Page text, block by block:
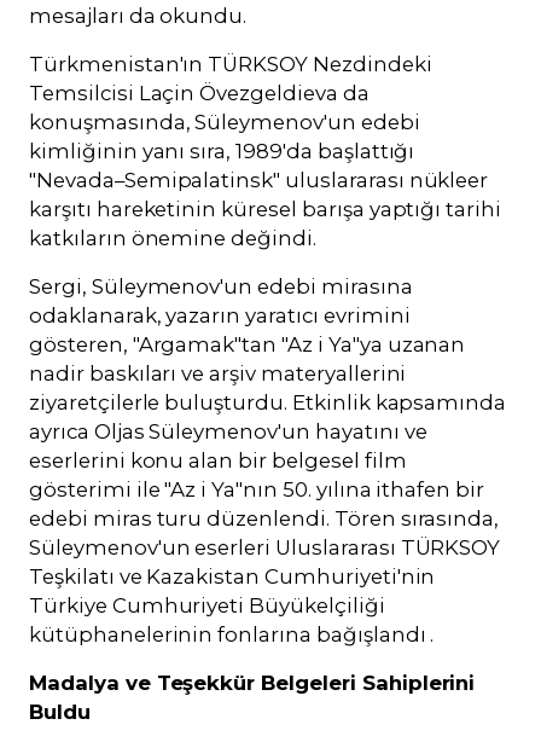
mesajları da okundu.
Türkmenistan'ın TÜRKSOY Nezdindeki
Temsilcisi Laçin Övezgeldieva da
konuşmasında, Süleymenov'un edebi
kimliğinin yanı sıra, 1989'da başlattığı
"Nevada–Semipalatinsk" uluslararası nükleer
karşıtı hareketinin küresel barışa yaptığı tarihi
katkıların önemine değindi.
Sergi, Süleymenov'un edebi mirasına
odaklanarak, yazarın yaratıcı evrimini
gösteren, "Argamak"tan "Az i Ya"ya uzanan
nadir baskıları ve arşiv materyallerini
ziyaretçilerle buluşturdu. Etkinlik kapsamında
ayrıca Oljas Süleymenov'un hayatını ve
eserlerini konu alan bir belgesel film
gösterimi ile "Az i Ya"nın 50. yılına ithafen bir
edebi miras turu düzenlendi. Tören sırasında,
Süleymenov'un eserleri Uluslararası TÜRKSOY
Teşkilatı ve Kazakistan Cumhuriyeti'nin
Türkiye Cumhuriyeti Büyükelçiliği
kütüphanelerinin fonlarına bağışlandı .
Madalya ve Teşekkür Belgeleri Sahiplerini
Buldu